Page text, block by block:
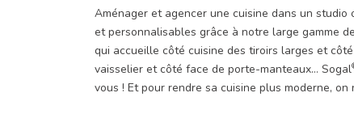
Aménager et agencer une cuisine dans un
et personnalisables grâce à notre large gamme
qui accueille côté cuisine des tiroirs larges et
vaisselier et côté face de porte-manteaux… Sogal
vous ! Et pour rendre sa cuisine plus moderne,